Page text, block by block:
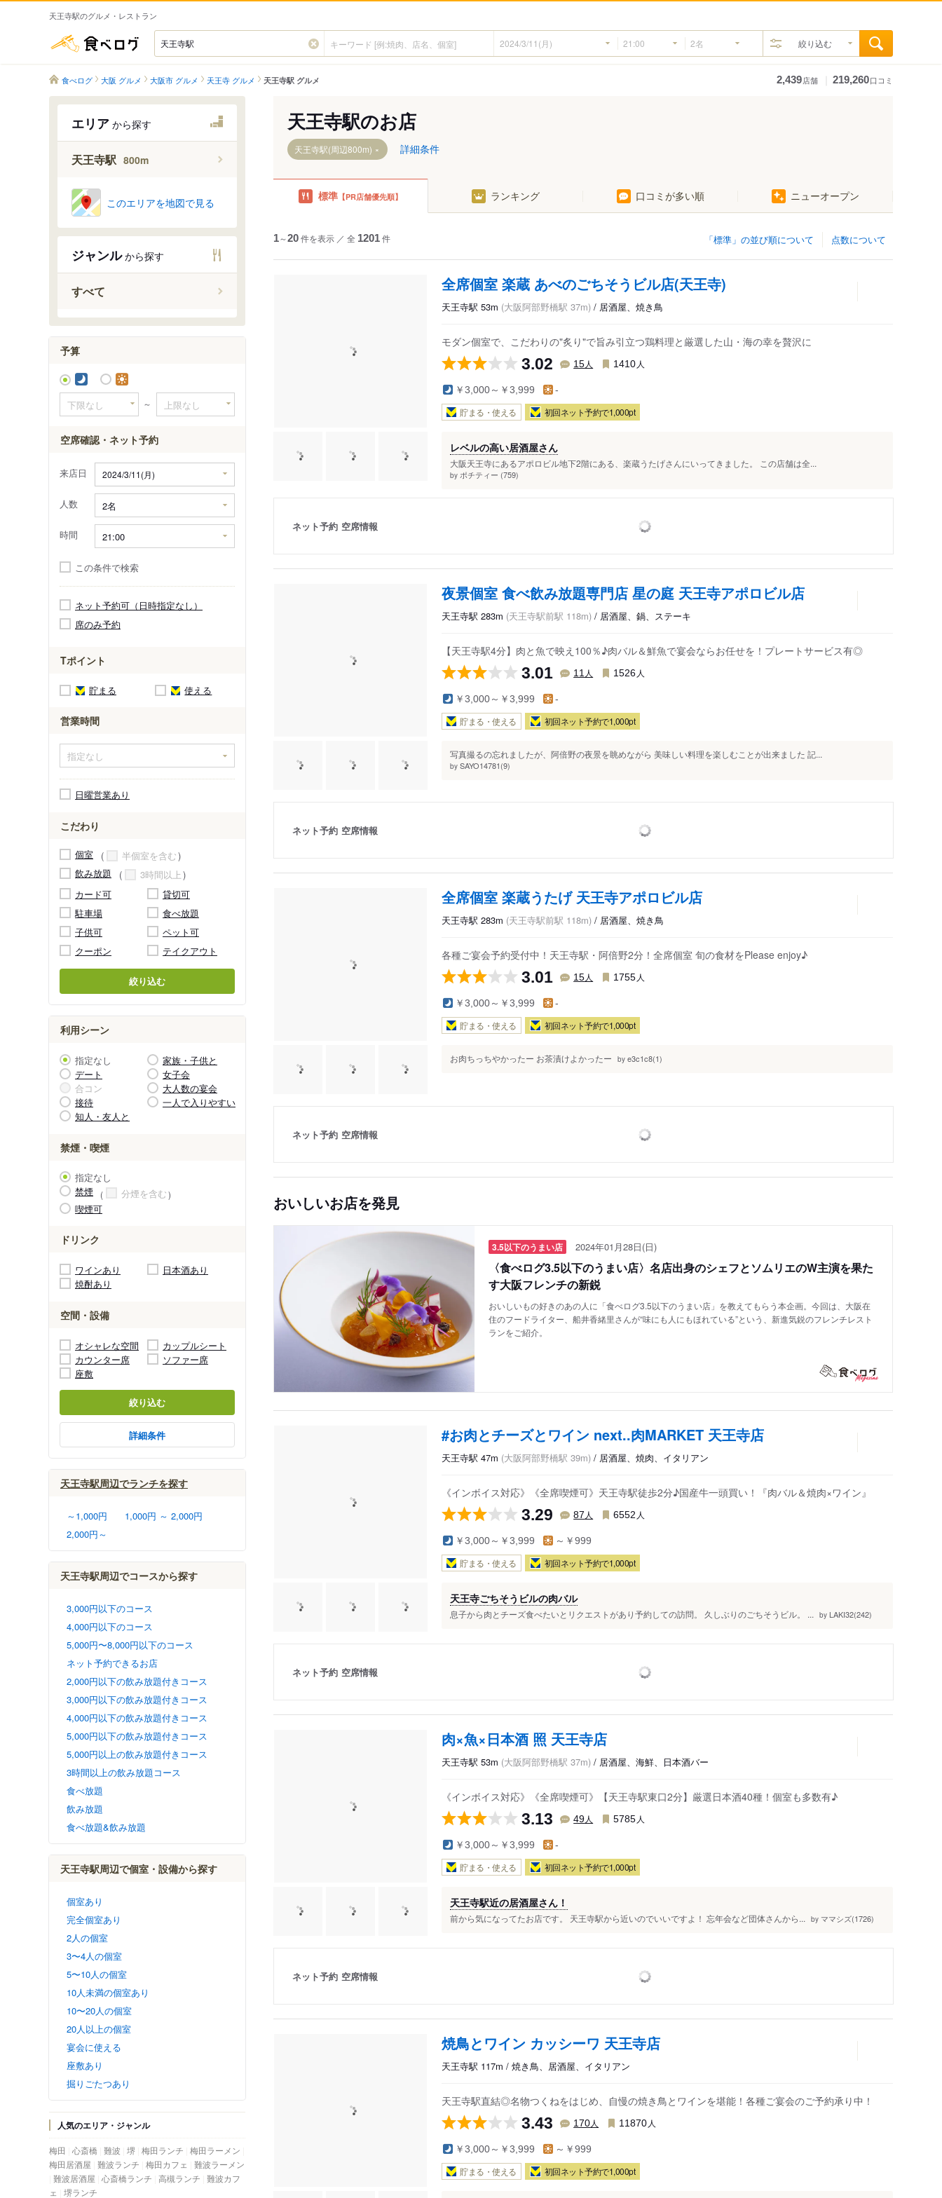
天王寺駅のグルメ・レストラン
食べログ 絞り込む
食べログ 大阪 グルメ 大阪市 グルメ 天王寺 グルメ 天王寺駅 グルメ 2,439店舗 219,260口コミ
エリア から探す
天王寺駅 800m
このエリアを地図で見る
ジャンルから探す
すべて
予算
～
空席確認・ネット予約
来店日
人数
時間
この条件で検索
ネット予約可（日時指定なし）
席のみ予約
Tポイント
貯まる 使える
営業時間
日曜営業あり
こだわり
個室
半個室を含む
飲み放題
3時間以上
カード可
貸切可
駐車場
食べ放題
子供可
ペット可
クーポン
テイクアウト
絞り込む
利用シーン
指定なし
家族・子供と
デート
女子会
合コン
大人数の宴会
接待
一人で入りやすい
知人・友人と
禁煙・喫煙
指定なし
禁煙
分煙を含む
喫煙可
ドリンク
ワインあり
日本酒あり
焼酎あり
空間・設備
オシャレな空間
カップルシート
カウンター席
ソファー席
座敷
絞り込む
詳細条件
天王寺駅周辺でランチを探す
～1,000円
1,000円 ～ 2,000円
2,000円～
天王寺駅周辺でコースから探す
3,000円以下のコース
4,000円以下のコース
5,000円〜8,000円以下のコース
ネット予約できるお店
2,000円以下の飲み放題付きコース
3,000円以下の飲み放題付きコース
4,000円以下の飲み放題付きコース
5,000円以下の飲み放題付きコース
5,000円以上の飲み放題付きコース
3時間以上の飲み放題コース
食べ放題
飲み放題
食べ放題&飲み放題
天王寺駅周辺で個室・設備から探す
個室あり
完全個室あり
2人の個室
3〜4人の個室
5〜10人の個室
10人未満の個室あり
10〜20人の個室
20人以上の個室
宴会に使える
座敷あり
掘りごたつあり
人気のエリア・ジャンル
梅田 心斎橋 難波 堺 梅田ランチ 梅田ラーメン
梅田居酒屋 難波ランチ 梅田カフェ
難波ラーメン
難波居酒屋 心斎橋ランチ 高槻ランチ 難波カフ
ェ
堺ランチ
天王寺駅のお店
天王寺駅(周辺800m) 詳細条件
標準【PR店舗優先順】 ランキング 口コミが多い順 ニューオープン
点数について
「標準」の並び順について
1～20件を表示 ／ 全 1201件
全席個室 楽蔵 あべのごちそうビル店(天王寺)
天王寺駅 53m (大阪阿部野橋駅 37m) / 居酒屋、焼き鳥
モダン個室で、こだわりの"炙り"で旨み引立つ鶏料理と厳選した山・海の幸を贅沢に
3.02 15人 1410 人
￥3,000～￥3,999 -
貯まる・使える 初回ネット予約で1,000pt
レベルの高い居酒屋さん
大阪天王寺にあるアポロビル地下2階にある、楽蔵うたげさんにいってきました。 この店舗は全...
by ポチティー (759)
ネット予約 空席情報
夜景個室 食べ飲み放題専門店 星の庭 天王寺アポロビル店
天王寺駅 283m (天王寺駅前駅 118m) / 居酒屋、鍋、ステーキ
【天王寺駅4分】肉と魚で映え100％♪肉バル＆鮮魚で宴会ならお任せを！プレートサービス有◎
3.01 11 人 1526 人
￥3,000～￥3,999 -
貯まる・使える 初回ネット予約で1,000pt
写真撮るの忘れましたが、阿倍野の夜景を眺めながら 美味しい料理を楽しむことが出来ました 記...
by SAYO14781(9)
ネット予約 空席情報
全席個室 楽蔵うたげ 天王寺アポロビル店
天王寺駅 283m (天王寺駅前駅 118m) / 居酒屋、焼き鳥
各種ご宴会予約受付中！天王寺駅・阿倍野2分！全席個室 旬の食材をPlease enjoy♪
3.01 15人 1755 人
￥3,000～￥3,999 -
貯まる・使える 初回ネット予約で1,000pt
お肉ちっちやかったー お茶漬けよかったー by e3c1c8(1)
ネット予約 空席情報
おいしいお店を発見
3.5以下のうまい店 2024年01月28日(日)
〈食べログ3.5以下のうまい店〉名店出身のシェフとソムリエのW主演を果た
す大阪フレンチの新鋭
おいしいもの好きのあの人に「食べログ3.5以下のうまい店」を教えてもらう本企画。今回は、大阪在
住のフードライター、船井香緒里さんが“味にも人にもほれている”という、新進気鋭のフレンチレスト
ランをご紹介。
#お肉とチーズとワイン next..肉MARKET 天王寺店
天王寺駅 47m (大阪阿部野橋駅 39m) / 居酒屋、焼肉、イタリアン
《インボイス対応》《全席喫煙可》天王寺駅徒歩2分♪国産牛一頭買い！『肉バル＆焼肉×ワイン』
3.29 87 人 6552 人
￥3,000～￥3,999 ～￥999
貯まる・使える 初回ネット予約で1,000pt
天王寺ごちそうビルの肉バル
息子から肉とチーズ食べたいとリクエストがあり予約しての訪問。 久しぶりのごちそうビル。 ... by LAKI32(242)
ネット予約 空席情報
肉×魚×日本酒 照 天王寺店
天王寺駅 53m (大阪阿部野橋駅 37m) / 居酒屋、海鮮、日本酒バー
《インボイス対応》《全席喫煙可》【天王寺駅東口2分】厳選日本酒40種！個室も多数有♪
3.13 49人 5785 人
￥3,000～￥3,999 -
貯まる・使える 初回ネット予約で1,000pt
天王寺駅近の居酒屋さん！
前から気になってたお店です。 天王寺駅から近いのでいいですよ！ 忘年会など団体さんから... by ママシズ(1726)
ネット予約 空席情報
焼鳥とワイン カッシーワ 天王寺店
天王寺駅 117m / 焼き鳥、居酒屋、イタリアン
天王寺駅直結◎名物つくねをはじめ、自慢の焼き鳥とワインを堪能！各種ご宴会のご予約承り中！
3.43 170人 11870 人
￥3,000～￥3,999 ～￥999
貯まる・使える 初回ネット予約で1,000pt